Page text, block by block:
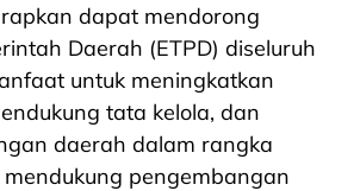
dapat mendorong
Daerah (ETPD) diseluruh
untuk meningkatkan
tata kelola, dan
daerah dalam rangka
pengembangan